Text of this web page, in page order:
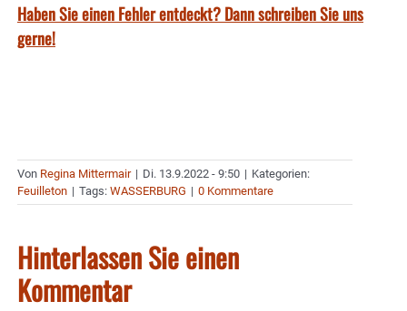
Haben Sie einen Fehler entdeckt? Dann schreiben Sie uns
gerne!
Von Regina Mittermair | Di. 13.9.2022 - 9:50 | Kategorien:
Feuilleton | Tags: WASSERBURG | 0 Kommentare
Hinterlassen Sie einen
Kommentar